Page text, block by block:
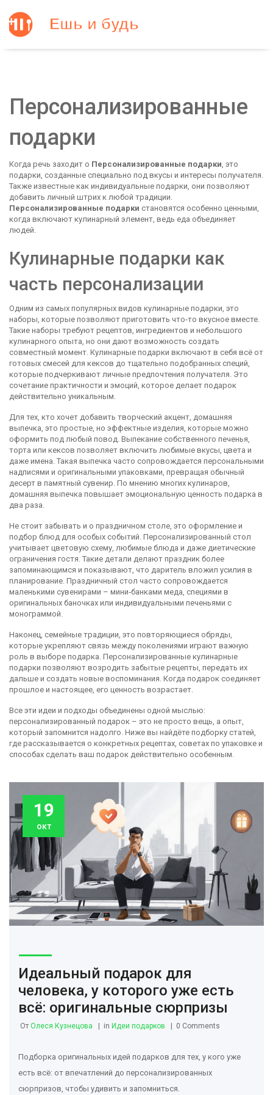
Персонализированные
подарки
Когда речь заходит о Персонализированные подарки, это
подарки, созданные специально под вкусы и интересы получателя.
Также известные как индивидуальные подарки, они позволяют
добавить личный штрих к любой традиции.
Персонализированные подарки становятся особенно ценными,
когда включают кулинарный элемент, ведь еда объединяет
людей.
Кулинарные подарки как
часть персонализации
Одним из самых популярных видов кулинарные подарки, это
наборы, которые позволяют приготовить что‑то вкусное вместе.
Такие наборы требуют рецептов, ингредиентов и небольшого
кулинарного опыта, но они дают возможность создать
совместный момент. Кулинарные подарки включают в себя всё от
готовых смесей для кексов до тщательно подобранных специй,
которые подчеркивают личные предпочтения получателя. Это
сочетание практичности и эмоций, которое делает подарок
действительно уникальным.
Для тех, кто хочет добавить творческий акцент, домашняя
выпечка, это простые, но эффектные изделия, которые можно
оформить под любый повод. Выпекание собственного печенья,
торта или кексов позволяет включить любимые вкусы, цвета и
даже имена. Такая выпечка часто сопровождается персональными
надписями и оригинальными упаковками, превращая обычный
десерт в памятный сувенир. По мнению многих кулинаров,
домашняя выпечка повышает эмоциональную ценность подарка в
два раза.
Не стоит забывать и о праздничном столе, это оформление и
подбор блюд для особых событий. Персонализированный стол
учитывает цветовую схему, любимые блюда и даже диетические
ограничения гостя. Такие детали делают праздник более
запоминающимся и показывают, что даритель вложил усилия в
планирование. Праздничный стол часто сопровождается
маленькими сувенирами – мини‑банками меда, специями в
оригинальных баночках или индивидуальными печеньями с
монограммой.
Наконец, семейные традиции, это повторяющиеся обряды,
которые укрепляют связь между поколениями играют важную
роль в выборе подарка. Персонализированные кулинарные
подарки позволяют возродить забытые рецепты, передать их
дальше и создать новые воспоминания. Когда подарок соединяет
прошлое и настоящее, его ценность возрастает.
Все эти идеи и подходы объединены одной мыслью:
персонализированный подарок – это не просто вещь, а опыт,
который запомнится надолго. Ниже вы найдёте подборку статей,
где рассказывается о конкретных рецептах, советах по упаковке и
способах сделать ваш подарок действительно особенным.
19
окт
Идеальный подарок для
человека, у которого уже есть
всё: оригинальные сюрпризы
От Олеся Кузнецова in Идеи подарков 0 Comments
Подборка оригинальных идей подарков для тех, у кого уже
есть всё: от впечатлений до персонализированных
сюрпризов, чтобы удивить и запомниться.